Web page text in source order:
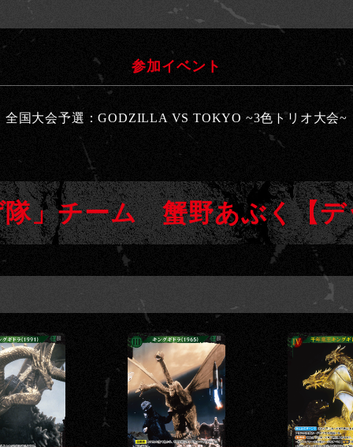
参加イベント
全国大会予選：GODZILLA VS TOKYO ~3色トリオ大会~
」チーム 蟹野あぶく【デ